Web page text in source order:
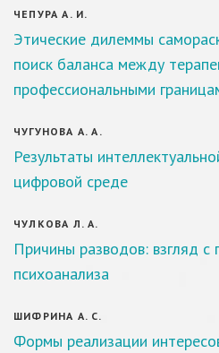
ЧЕПУРА А. И.
Этические дилеммы
поиск баланса между
профессиональными
ЧУГУНОВА А. А.
Результаты
цифровой среде
ЧУЛКОВА Л. А.
Причины разводов: взгляд с
психоанализа
ШИФРИНА А. С.
Формы реализации